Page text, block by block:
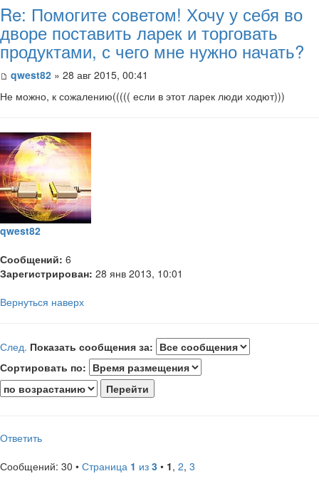
Re: Помогите советом! Хочу у себя во
дворе поставить ларек и торговать
продуктами, с чего мне нужно начать?
qwest82 » 28 авг 2015, 00:41
Не можно, к сожалению((((( если в этот ларек люди ходют)))
qwest82
Сообщений: 6
Зарегистрирован: 28 янв 2013, 10:01
Вернуться наверх
След. Показать сообщения за:
Сортировать по:
Ответить
Сообщений: 30 • Страница 1 из 3 • 1, 2, 3